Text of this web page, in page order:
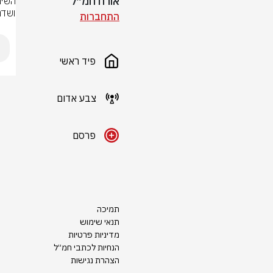
התחברות
פיד ראשי
צבע אדום
פרסם
תמיכה
תנאי שימוש
מדיניות פרטיות
הנחיות לכתבי חמ״ל
הצהרת נגישות